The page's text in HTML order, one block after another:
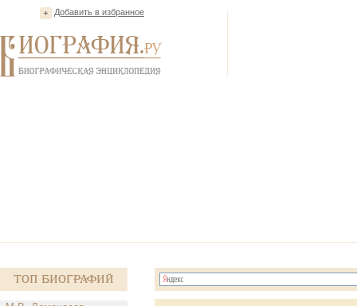
Добавить в избранное
Топ Биографий